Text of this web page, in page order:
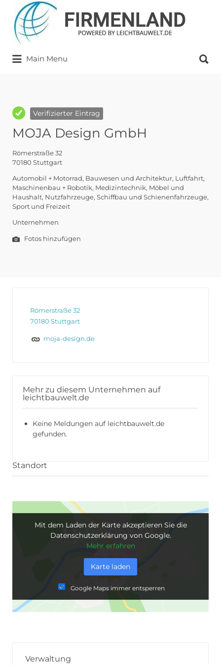
Suchen
nach:
Main Menu
nach:
Verifizierter Eintrag
MOJA Design GmbH
Römerstraße 32
70180 Stuttgart
Automobil + Motorrad Bauwesen und Architektur Luftfahrt
Maschinenbau + Robotik Medizintechnik Möbel und
Haushalt Nutzfahrzeuge Schiffbau und Schienenfahrzeuge
Sport und Freizeit
Unternehmen
Fotos hinzufügen
Römerstraße 32
70180 Stuttgart
moja-design.de
Mehr zu diesem Unternehmen auf
leichtbauwelt.de
Keine Meldungen auf leichtbauwelt.de
gefunden.
Standort
Mit dem Laden der Karte akzeptieren Sie die
Datenschutzerklärung von Google.
Mehr erfahren
Karte laden
Google Maps immer entsperren
Verwaltung